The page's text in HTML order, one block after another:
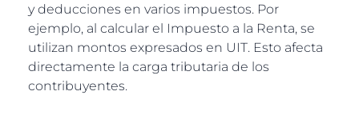
y deducciones en varios impuestos. Por
ejemplo, al calcular el Impuesto a la Renta, se
utilizan montos expresados en UIT. Esto afecta
directamente la carga tributaria de los
contribuyentes.